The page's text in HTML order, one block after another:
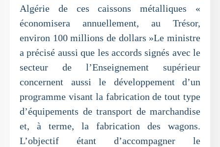
Algérie de ces caissons métalliques «
économisera annuellement, au Trésor,
environ 100 millions de dollars »Le ministre
a précisé aussi que les accords signés avec le
secteur de l’Enseignement supérieur
concernent aussi le développement d’un
programme visant la fabrication de tout type
d’équipements de transport de marchandise
et, à terme, la fabrication des wagons.
L’objectif étant d’accompagner le